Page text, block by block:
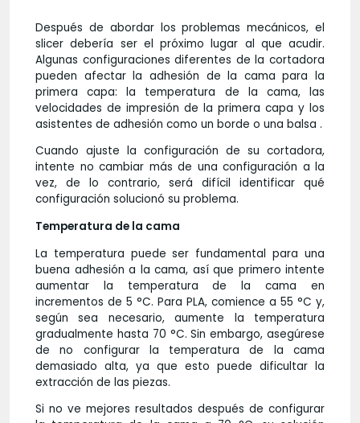
Después de abordar los problemas mecánicos, el
slicer debería ser el próximo lugar al que acudir.
Algunas configuraciones diferentes de la cortadora
pueden afectar la adhesión de la cama para la
primera capa: la temperatura de la cama, las
velocidades de impresión de la primera capa y los
asistentes de adhesión como un borde o una balsa .
Cuando ajuste la configuración de su cortadora,
intente no cambiar más de una configuración a la
vez, de lo contrario, será difícil identificar qué
configuración solucionó su problema.
Temperatura de la cama
La temperatura puede ser fundamental para una
buena adhesión a la cama, así que primero intente
aumentar la temperatura de la cama en
incrementos de 5 °C. Para PLA, comience a 55 °C y,
según sea necesario, aumente la temperatura
gradualmente hasta 70 °C. Sin embargo, asegúrese
de no configurar la temperatura de la cama
demasiado alta, ya que esto puede dificultar la
extracción de las piezas.
Si no ve mejores resultados después de configurar